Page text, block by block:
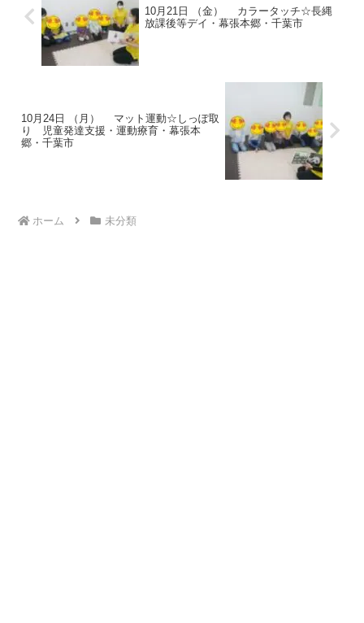
10月21日 （金） カラータッチ☆長縄
放課後等デイ・幕張本郷・千葉市
10月24日 （月） マット運動☆しっぽ取
り 児童発達支援・運動療育・幕張本
郷・千葉市
ホーム 未分類